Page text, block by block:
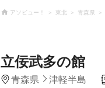
アソビュー！ 東北 青森県
立佞武多の館
青森県 津軽半島